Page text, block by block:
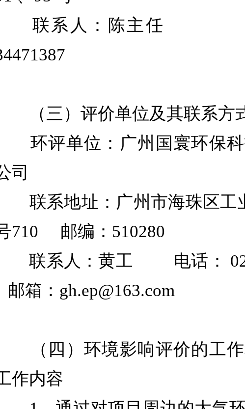
联系人：陈主任 电
（三）评价单位及其联系方
环评单位：广州国寰环保科
司
联系地址：广州市海珠区工
710 邮编：510280
联系人：黄工 电话：
邮箱：gh.ep@163.com
（四）环境影响评价的工作
作内容